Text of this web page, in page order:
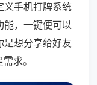
义手机打牌系统
能，一键便可以
是想分享给好友
求。